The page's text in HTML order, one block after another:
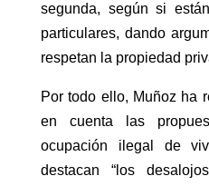
segunda, según si
particulares, dando
respetan la propiedad
Por todo ello, Muñoz ha
en cuenta las
ocupación ilegal de
destacan “los